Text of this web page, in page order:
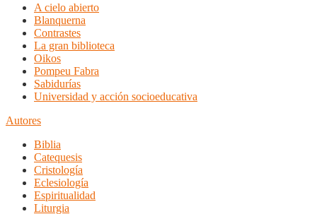
A cielo abierto
Blanquerna
Contrastes
La gran biblioteca
Oikos
Pompeu Fabra
Sabidurías
Universidad y acción socioeducativa
Autores
Biblia
Catequesis
Cristología
Eclesiología
Espiritualidad
Liturgia